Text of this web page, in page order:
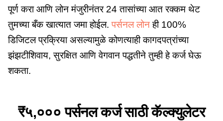
पूर्ण करा आणि लोन मंजुरीनंतर 24 तासांच्या आत रक्कम थेट
तुमच्या बँक खात्यात जमा होईल.पर्सनल लोनही 100%
डिजिटल प्रक्रिया असल्यामुळे कोणत्याही कागदपत्रांच्या
झंझटीशिवाय, सुरक्षित आणि वेगवान पद्धतीने तुम्ही हे कर्ज घेऊ
शकता.
₹५,००० पर्सनल कर्ज साठी कॅल्क्युलेटर